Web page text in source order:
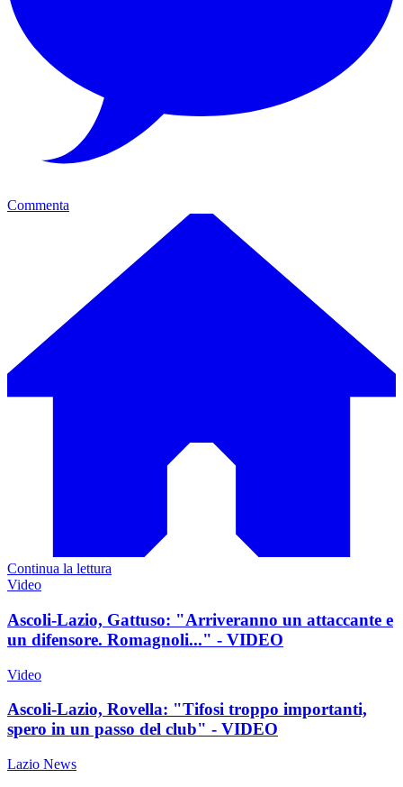
Commenta
Continua la lettura
Video
Ascoli-Lazio, Gattuso: "Arriveranno un attaccante e
un difensore. Romagnoli..." - VIDEO
Video
Ascoli-Lazio, Rovella: "Tifosi troppo importanti,
spero in un passo del club" - VIDEO
Lazio News